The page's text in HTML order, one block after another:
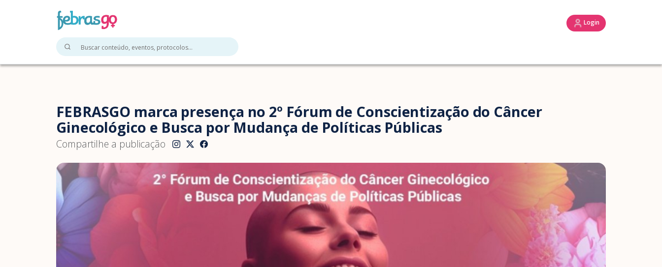
Login
FEBRASGO marca presença no 2º Fórum de Conscientização do Câncer
Ginecológico e Busca por Mudança de Políticas Públicas
Compartilhe a publicação